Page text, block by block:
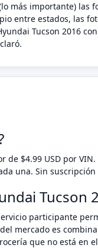
más importante) las
entre estados, las
Tucson 2016
$4.99 USD por VIN.
una. Sin
Tucson
participante
mercado es
que no está en